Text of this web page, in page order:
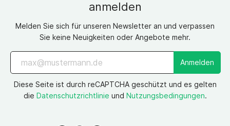
anmelden
Melden Sie sich für unseren Newsletter an und verpassen
Sie keine Neuigkeiten oder Angebote mehr.
Diese Seite ist durch reCAPTCHA geschützt und es gelten
die Datenschutzrichtlinie und Nutzungsbedingungen.
Anmelden